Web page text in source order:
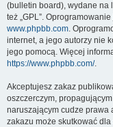
(bulletin board), wydane na
też „GPL”.
www.phpbb.com.
internet, a jego autorzy nie
jego pomocą. Więcej
https://www.phpbb.com/.
Akceptujesz zakaz
oszczerczym,
naruszającym cudze prawa
zakazu może skutkować